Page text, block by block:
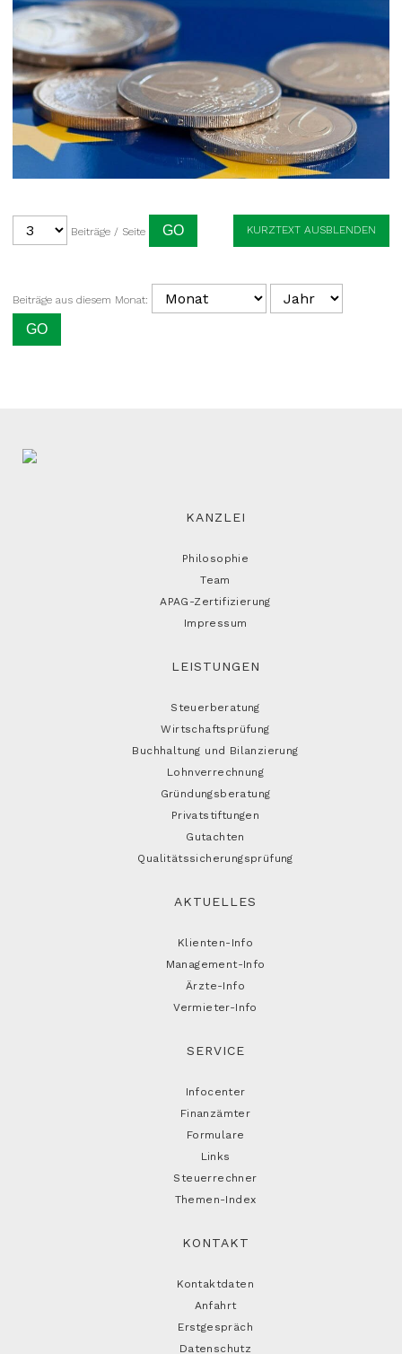
Beiträge / Seite KURZTEXT AUSBLENDEN
Beiträge aus diesem Monat:
KANZLEI
Philosophie
Team
APAG-Zertifizierung
Impressum
LEISTUNGEN
Steuerberatung
Wirtschaftsprüfung
Buchhaltung und Bilanzierung
Lohnverrechnung
Gründungsberatung
Privatstiftungen
Gutachten
Qualitätssicherungsprüfung
AKTUELLES
Klienten-Info
Management-Info
Ärzte-Info
Vermieter-Info
SERVICE
Infocenter
Finanzämter
Formulare
Links
Steuerrechner
Themen-Index
KONTAKT
Kontaktdaten
Anfahrt
Erstgespräch
Datenschutz